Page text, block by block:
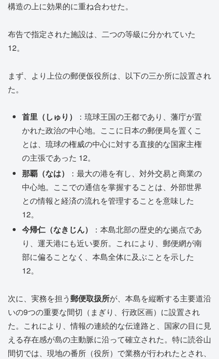
構造の上に効果的に重ね合わせた。
布告で指定された施設は、二つの等級に分かれていた
12。
まず、より上位の郵便仮役所は、以下の三か所に設置され
た。
首里（しゅり）
：琉球王国の王都であり、藩庁が置
かれた政治の中心地。ここに日本の郵便局を置くこ
とは、琉球の権威の中心に対する直接的な国家主権
の主張であった 12。
那覇（なは）
：最大の港を有し、対外交易と商業の
中心地。ここでの通信を掌握することは、外部世界
との情報と経済の流れを管理することを意味した
12。
今帰仁（なきじん）
：本島北部の歴史的な拠点であ
り、運天港にも近い要所。これにより、郵便網が南
部に偏ることなく、本島全体に及ぶことを示した
12。
次に、実務を担う郵便取扱所が、本島を縦断する主要道沿
いの9つの重要な間切（まぎり、行政区画）に設置され
た。これにより、情報の連続的な伝達路と、国家の目に見
える存在感が島の主動脈に沿って確立された。特に読谷山
間切では、現地の番所（役所）で業務が行われたとされ、